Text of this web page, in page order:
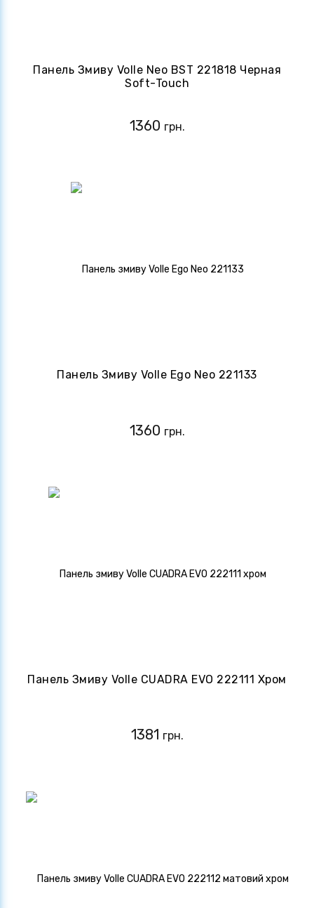
Панель Змиву Volle Neo BST 221818 Черная
Soft-Touch
1360 грн.
Панель Змиву Volle Ego Neo 221133
1360 грн.
Панель Змиву Volle CUADRA EVO 222111 Хром
1381 грн.